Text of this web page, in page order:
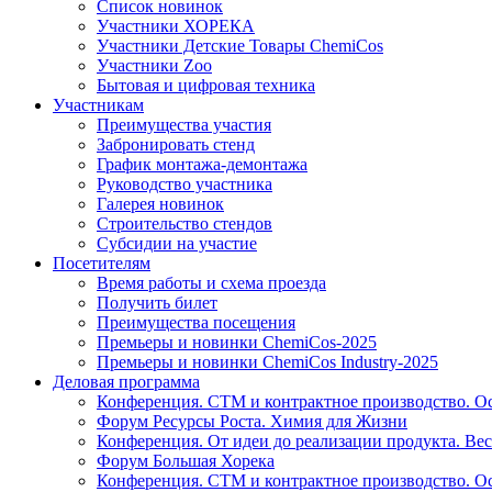
Список новинок
Участники ХОРЕКА
Участники Детские Товары ChemiCos
Участники Zoo
Бытовая и цифровая техника
Участникам
Преимущества участия
Забронировать стенд
График монтажа-демонтажа
Руководство участника
Галерея новинок
Строительство стендов
Субсидии на участие
Посетителям
Время работы и схема проезда
Получить билет
Преимущества посещения
Премьеры и новинки ChemiCos-2025
Премьеры и новинки ChemiCos Industry-2025
Деловая программа
Конференция. СТМ и контрактное производство.
Форум Ресурсы Роста. Химия для Жизни
Конференция. От идеи до реализации продукта.
Форум Большая Хорека
Конференция. СТМ и контрактное производство.